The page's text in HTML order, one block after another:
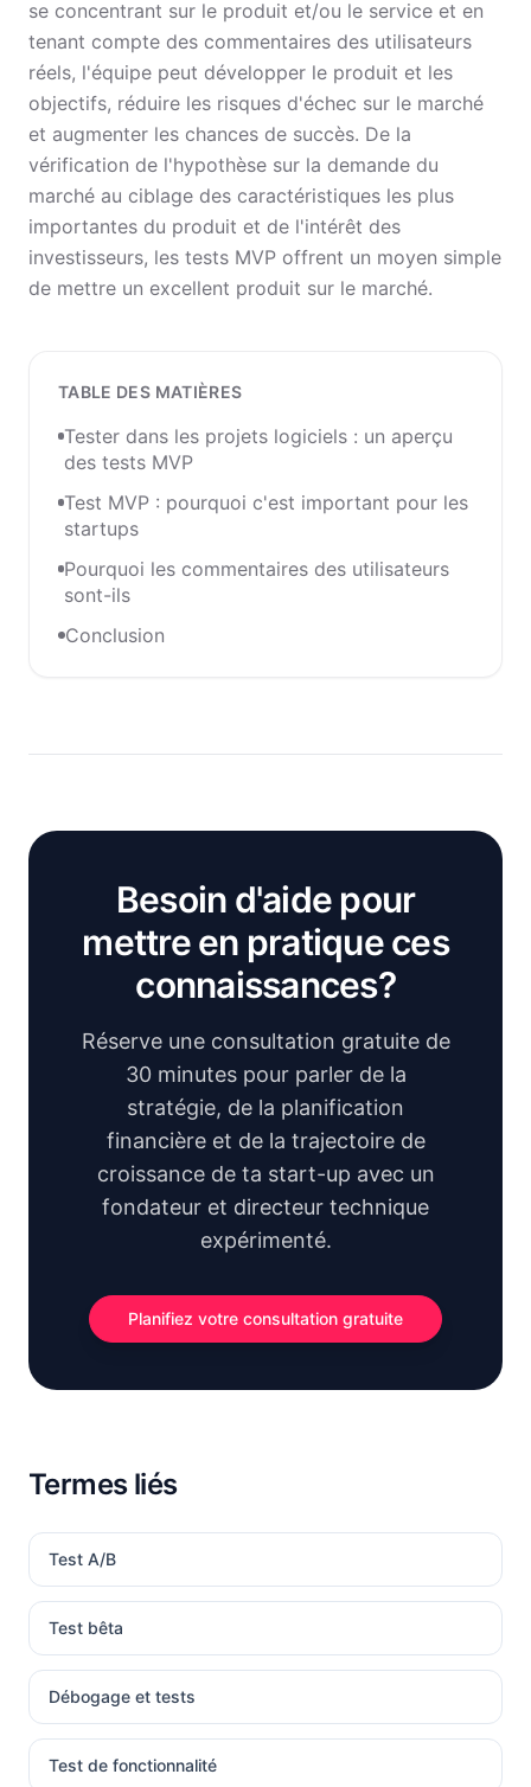
se concentrant sur le produit et/ou le service et en
tenant compte des commentaires des utilisateurs
réels, l'équipe peut développer le produit et les
objectifs, réduire les risques d'échec sur le marché
et augmenter les chances de succès. De la
vérification de l'hypothèse sur la demande du
marché au ciblage des caractéristiques les plus
importantes du produit et de l'intérêt des
investisseurs, les tests MVP offrent un moyen simple
de mettre un excellent produit sur le marché.
TABLE DES MATIÈRES
Tester dans les projets logiciels : un aperçu
des tests MVP
Test MVP : pourquoi c'est important pour les
startups
Pourquoi les commentaires des utilisateurs
sont-ils
Conclusion
Besoin d'aide pour
mettre en pratique ces
connaissances?
Réserve une consultation gratuite de
30 minutes pour parler de la
stratégie, de la planification
financière et de la trajectoire de
croissance de ta start-up avec un
fondateur et directeur technique
expérimenté.
Planifiez votre consultation gratuite
Termes liés
Test A/B
Test bêta
Débogage et tests
Test de fonctionnalité